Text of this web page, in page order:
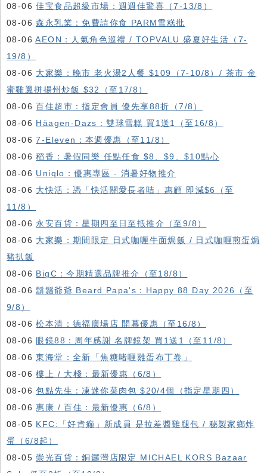
08-06佳宝食品超級市場：週週佳驚喜（7-13/8）
08-06森永乳業：免費請你食 PARM雪糕批
08-06AEON：人氣角色巡禮 / TOPVALU 盛夏好生活（7-
19/8）
08-06 大家樂：晚市 老火湯2人餐 $109（7-10/8）/ 茶市 金
蜜雞翼拼揚州炒飯 $32（至17/8）
08-06百佳超市：指定會員 優先享88折（7/8）
08-06 Häagen-Dazs ：雙球雪糕 買1送1（至16/8）
08-067-Eleven：本週優惠（至11/8）
08-06稻香：暑假同樂 任點任食 $8、$9、$10點心
08-06 Uniqlo：優惠專區 - 消暑好物推介
08-06 大快活：憑「快活關愛長者咭」惠顧 即減$6（至
11/8）
08-06 永安百貨：星期四至日至抵推介（至9/8）
08-06 大家樂：期間限定 日式咖喱牛面焗飯 / 日式咖喱煎蛋焗
豬扒飯
08-06 BigC：今期精選品牌推介（至18/8）
08-06鬍鬚爺爺 Beard Papa's：Happy 88 Day 2026（至
9/8）
08-06松本清：德福廣場店 開幕優惠（至16/8）
08-06 眼鏡88：周年感謝 名牌鏡架 買1送1（至11/8）
08-06東海堂：全新「焦糖啫喱雞蛋布丁卷」
08-06樓上 / 大棧：最新優惠（6/8）
08-06包點先生：凍迷你菜肉包 $20/4個（指定星期四）
08-06惠康 / 百佳：最新優惠（6/8）
08-05 KFC:「好肯癲」新成員 是拉差醬雞腿包 / 秘製家鄉炸
蛋（6/8起）
08-05崇光百貨：銅鑼灣店限定 MICHAEL KORS Bazaar